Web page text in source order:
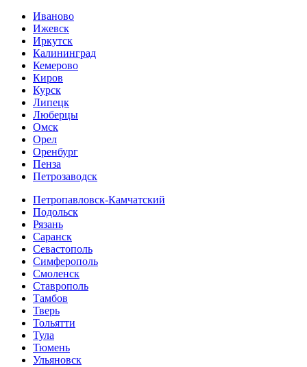
Иваново
Ижевск
Иркутск
Калининград
Кемерово
Киров
Курск
Липецк
Люберцы
Омск
Орел
Оренбург
Пенза
Петрозаводск
Петропавловск-Камчатский
Подольск
Рязань
Саранск
Севастополь
Симферополь
Смоленск
Ставрополь
Тамбов
Тверь
Тольятти
Тула
Тюмень
Ульяновск